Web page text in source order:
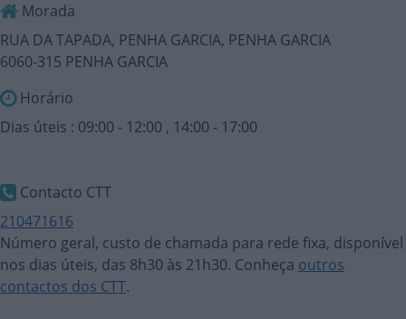
Morada
RUA DA TAPADA, PENHA GARCIA, PENHA GARCIA
6060-315 PENHA GARCIA
Horário
Dias úteis : 09:00 - 12:00 , 14:00 - 17:00
Contacto CTT
210471616
Número geral, custo de chamada para rede fixa, disponível
nos dias úteis, das 8h30 às 21h30. Conheça outros
contactos dos CTT.